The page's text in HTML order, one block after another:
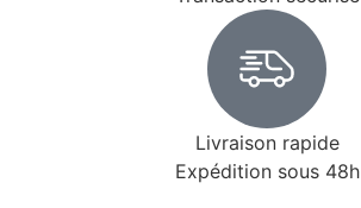
Livraison rapide
Expédition sous 48h